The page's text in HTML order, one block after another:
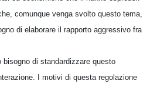
comunque venga svolto questo tema,
di elaborare il rapporto aggressivo fra
di standardizzare questo
I motivi di questa regolazione